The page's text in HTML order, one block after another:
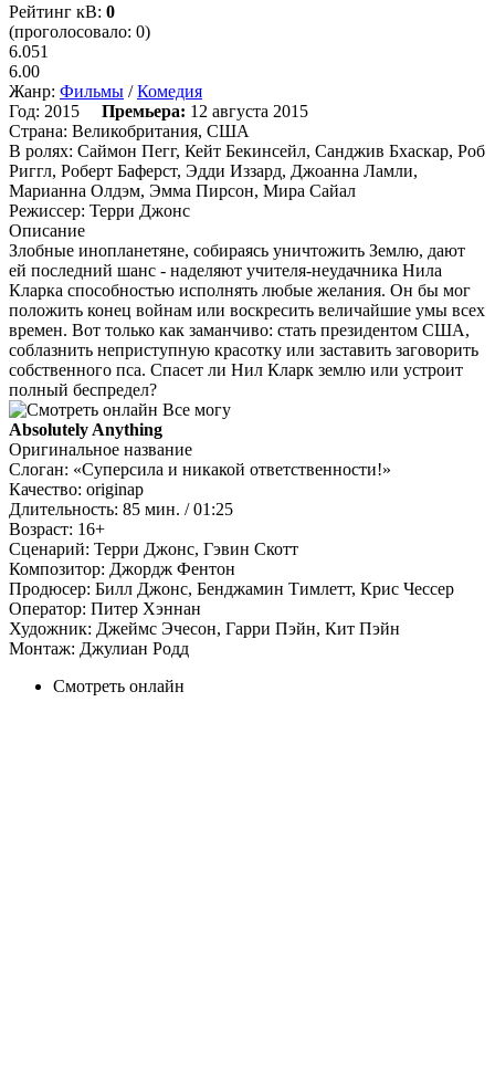
Рейтинг кВ: 0
(проголосовало: 0)
6.051
6.00
Жанр: Фильмы /Комедия
Год: 2015 Премьера: 12 августа 2015
Страна: Великобритания, США
В ролях: Саймон Пегг, Кейт Бекинсейл, Санджив Бхаскар, Роб
Риггл, Роберт Баферст, Эдди Иззард, Джоанна Ламли,
Марианна Олдэм, Эмма Пирсон, Мира Сайал
Режиссер: Терри Джонс
Описание
Злобные инопланетяне, собираясь уничтожить Землю, дают
ей последний шанс - наделяют учителя-неудачника Нила
Кларка способностью исполнять любые желания. Он бы мог
положить конец войнам или воскресить величайшие умы всех
времен. Вот только как заманчиво: стать президентом США,
соблазнить неприступную красотку или заставить заговорить
собственного пса. Спасет ли Нил Кларк землю или устроит
полный беспредел?
Absolutely Anything
Оригинальное название
Слоган: «Суперсила и никакой ответственности!»
Качество: originap
Длительность: 85 мин. / 01:25
Возраст: 16+
Сценарий: Терри Джонс, Гэвин Скотт
Композитор: Джордж Фентон
Продюсер: Билл Джонс, Бенджамин Тимлетт, Крис Чессер
Оператор: Питер Хэннан
Художник: Джеймс Эчесон, Гарри Пэйн, Кит Пэйн
Монтаж: Джулиан Родд
Смотреть онлайн